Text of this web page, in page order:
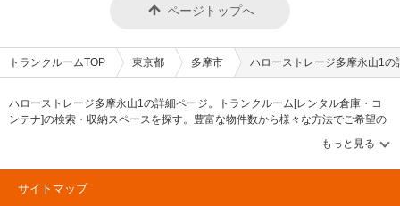
ページトップへ
トランクルームTOP 東京都 多摩市 ハローストレージ多摩永山1の
ハローストレージ多摩永山1の詳細ページ。トランクルーム[レンタル倉庫・コ
ンテナ]の検索・収納スペースを探す。豊富な物件数から様々な方法でご希望の
収納スペースを簡単に探せるトランクルーム情報サイトです。ハローストレー
ジ多摩永山1の住所・最寄りの駅、物件タイプのご紹介や料金表、お得なキャン
ペーン情報もあります。気になる物件タイプを見つけたら、メールか電話でお
問合せが可能です（無料）。
サイトマップ